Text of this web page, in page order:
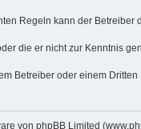
Regeln kann der Betreiber
die er nicht zur Kenntnis
Betreiber oder einem Dritten
von phpBB Limited